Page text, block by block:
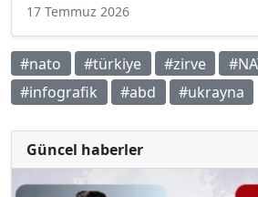
17 Temmuz 2026
#nato #türkiye #zirve
#infografik
#abd #ukrayna
Güncel haberler